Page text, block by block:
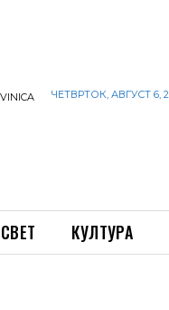
VINICA ЧЕТВРТОК, АВГУСТ 6,
СВЕТ КУЛТУРА